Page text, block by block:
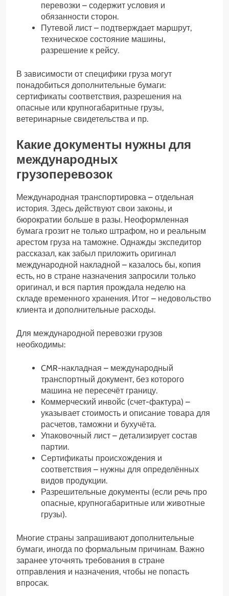
перевозки – содержит условия и
обязанности сторон.
Путевой лист – подтверждает маршрут,
техническое состояние машины,
разрешение к рейсу.
В зависимости от специфики груза могут
понадобиться дополнительные бумаги:
сертификаты соответствия, разрешения на
опасные или крупногабаритные грузы,
ветеринарные свидетельства и пр.
Какие документы нужны для
международных
грузоперевозок
Международная транспортировка – отдельная
история. Здесь действуют свои законы, и
бюрократии больше в разы. Неоформленная
бумага грозит не только штрафом, но и реальным
арестом груза на таможне. Однажды экспедитор
рассказал, как забыл приложить оригинал
международной накладной – казалось бы, копия
есть, но в стране назначения запросили только
оригинал, и вся партия прождала неделю на
складе временного хранения. Итог – недовольство
клиента и дополнительные расходы.
Для международной перевозки грузов
необходимы:
CMR-накладная – международный
транспортный документ, без которого
машина не пересечёт границу.
Коммерческий инвойс (счет-фактура) –
указывает стоимость и описание товара для
расчетов, таможни и бухучёта.
Упаковочный лист – детализирует состав
партии.
Сертификаты происхождения и
соответствия – нужны для определённых
видов продукции.
Разрешительные документы (если речь про
опасные, крупногабаритные или животные
грузы).
Многие страны запрашивают дополнительные
бумаги, иногда по формальным причинам. Важно
заранее уточнять требования в стране
отправления и назначения, чтобы не попасть
впросак.